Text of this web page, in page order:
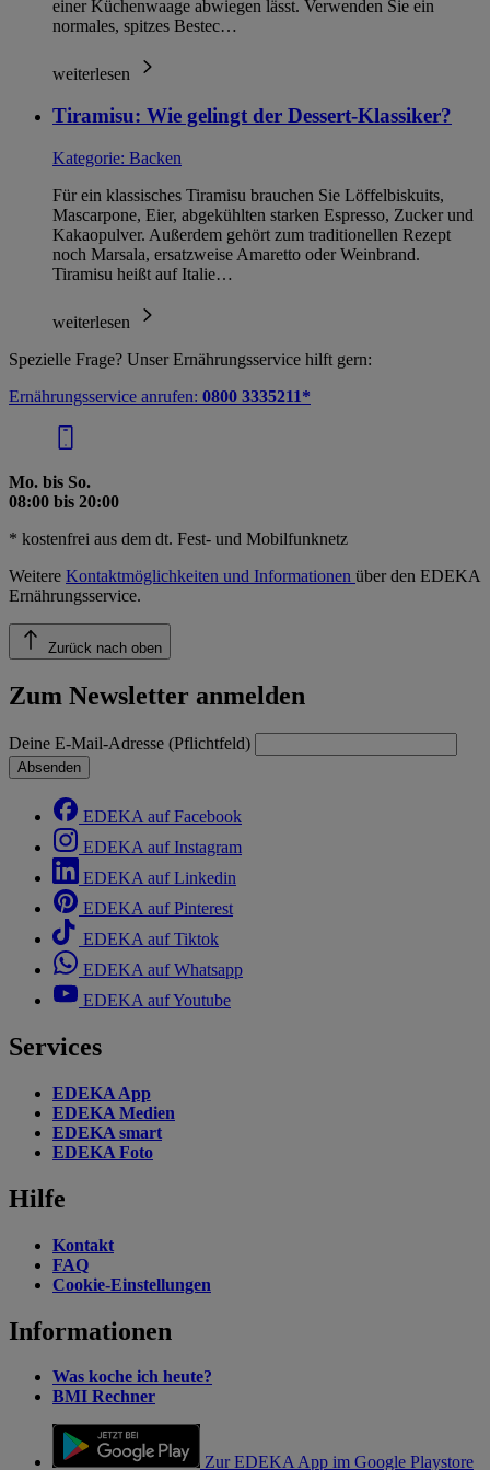
einer Küchenwaage abwiegen lässt. Verwenden Sie ein
normales, spitzes Bestec…
weiterlesen
Tiramisu: Wie gelingt der Dessert-Klassiker?
Kategorie: Backen
Für ein klassisches Tiramisu brauchen Sie Löffelbiskuits,
Mascarpone, Eier, abgekühlten starken Espresso, Zucker und
Kakaopulver. Außerdem gehört zum traditionellen Rezept
noch Marsala, ersatzweise Amaretto oder Weinbrand.
Tiramisu heißt auf Italie…
weiterlesen
Spezielle Frage? Unser Ernährungsservice hilft gern:
Ernährungsservice anrufen: 0800 3335211*
Mo. bis So.
08:00 bis 20:00
* kostenfrei aus dem dt. Fest- und Mobilfunknetz
Weitere Kontaktmöglichkeiten und Informationen über den EDEKA
Ernährungsservice.
Zurück nach oben
Zum Newsletter anmelden
Deine E-Mail-Adresse (Pflichtfeld)
Absenden
EDEKA auf Facebook
EDEKA auf Instagram
EDEKA auf Linkedin
EDEKA auf Pinterest
EDEKA auf Tiktok
EDEKA auf Whatsapp
EDEKA auf Youtube
Services
EDEKA App
EDEKA Medien
EDEKA smart
EDEKA Foto
Hilfe
Kontakt
FAQ
Cookie-Einstellungen
Informationen
Was koche ich heute?
BMI Rechner
Zur EDEKA App im Google Playstore